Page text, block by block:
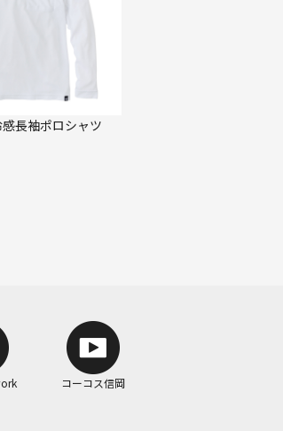
感長袖ポロシャツ
コーコス信岡